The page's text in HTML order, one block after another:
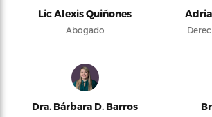
Lic Alexis Quiñones
Abogado
Dra. Bárbara D. Barros